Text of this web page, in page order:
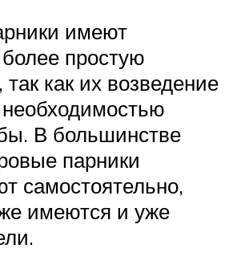
имеют
простую
как их возведение
В большинстве
парники
самостоятельно,
имеются и уже